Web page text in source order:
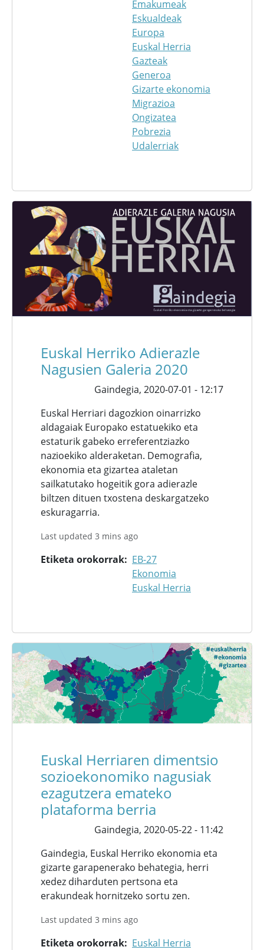
Emakumeak
Eskualdeak
Europa
Euskal Herria
Gazteak
Generoa
Gizarte ekonomia
Migrazioa
Ongizatea
Pobrezia
Udalerriak
Euskal Herriko Adierazle
Nagusien Galeria 2020
Gaindegia, 2020-07-01 - 12:17
Euskal Herriari dagozkion oinarrizko
aldagaiak Europako estatuekiko eta
estaturik gabeko erreferentziazko
nazioekiko alderaketan. Demografia,
ekonomia eta gizartea ataletan
sailkatutako hogeitik gora adierazle
biltzen dituen txostena deskargatzeko
eskuragarria.
Last updated 3 mins ago
Etiketa orokorrak
EB-27
Ekonomia
Euskal Herria
Euskal Herriaren dimentsio
sozioekonomiko nagusiak
ezagutzera emateko
plataforma berria
Gaindegia, 2020-05-22 - 11:42
Gaindegia, Euskal Herriko ekonomia eta
gizarte garapenerako behategia, herri
xedez diharduten pertsona eta
erakundeak hornitzeko sortu zen.
Last updated 3 mins ago
Etiketa orokorrak Euskal Herria